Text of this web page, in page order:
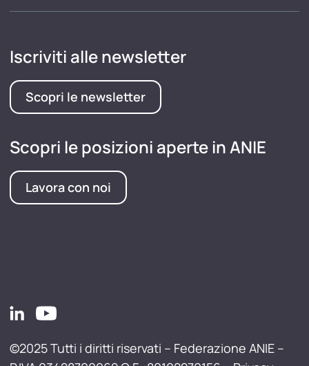
Iscriviti alle newsletter
Scopri le newsletter
Scopri le posizioni aperte in ANIE
Lavora con noi
©2025 Tutti i diritti riservati – Federazione ANIE –